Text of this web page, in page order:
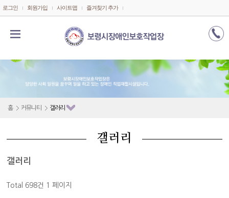
로그인 회원가입 사이트맵 즐겨찾기 추가
홈 커뮤니티 갤러리
갤러리
갤러리
Total 698건 1 페이지